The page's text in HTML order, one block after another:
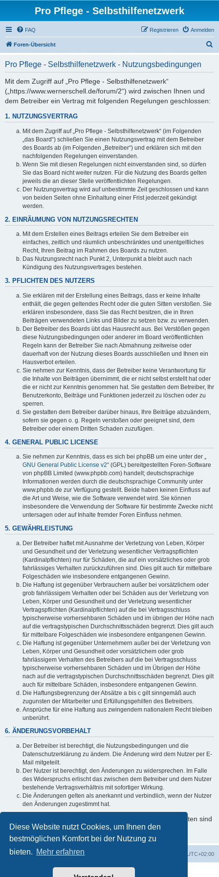
Diese Website nutzt Cookies, um Ihnen den
bestmöglichen Komfort bei der Nutzung zu
bieten. Mehr erfahren
Pro Pflege - Selbsthilfenetzwerk
FAQ Anmelden
Registrieren
Foren-Übersicht
Pro Pflege - Selbsthilfenetzwerk - Nutzungsbedingungen
Mit dem Zugriff auf „Pro Pflege - Selbsthilfenetzwerk“
(„https://www.wernerschell.de/forum/2“) wird zwischen Ihnen und
dem Betreiber ein Vertrag mit folgenden Regelungen geschlossen:
1. NUTZUNGSVERTRAG
Mit dem Zugriff auf „Pro Pflege - Selbsthilfenetzwerk“ (im Folgenden
„das Board“) schließen Sie einen Nutzungsvertrag mit dem Betreiber
des Boards ab (im Folgenden „Betreiber“) und erklären sich mit den
nachfolgenden Regelungen einverstanden.
Wenn Sie mit diesen Regelungen nicht einverstanden sind, so dürfen
Sie das Board nicht weiter nutzen. Für die Nutzung des Boards gelten
jeweils die an dieser Stelle veröffentlichten Regelungen.
Der Nutzungsvertrag wird auf unbestimmte Zeit geschlossen und kann
von beiden Seiten ohne Einhaltung einer Frist jederzeit gekündigt
werden.
2. EINRÄUMUNG VON NUTZUNGSRECHTEN
Mit dem Erstellen eines Beitrags erteilen Sie dem Betreiber ein
einfaches, zeitlich und räumlich unbeschränktes und unentgeltliches
Recht, Ihren Beitrag im Rahmen des Boards zu nutzen.
Das Nutzungsrecht nach Punkt 2, Unterpunkt a bleibt auch nach
Kündigung des Nutzungsvertrages bestehen.
3. PFLICHTEN DES NUTZERS
Sie erklären mit der Erstellung eines Beitrags, dass er keine Inhalte
enthält, die gegen geltendes Recht oder die guten Sitten verstoßen. Sie
erklären insbesondere, dass Sie das Recht besitzen, die in Ihren
Beiträgen verwendeten Links und Bilder zu setzen bzw. zu verwenden.
Der Betreiber des Boards übt das Hausrecht aus. Bei Verstößen gegen
diese Nutzungsbedingungen oder anderer im Board veröffentlichten
Regeln kann der Betreiber Sie nach Abmahnung zeitweise oder
dauerhaft von der Nutzung dieses Boards ausschließen und Ihnen ein
Hausverbot erteilen.
Sie nehmen zur Kenntnis, dass der Betreiber keine Verantwortung für
die Inhalte von Beiträgen übernimmt, die er nicht selbst erstellt hat oder
die er nicht zur Kenntnis genommen hat. Sie gestatten dem Betreiber, Ihr
Benutzerkonto, Beiträge und Funktionen jederzeit zu löschen oder zu
sperren.
Sie gestatten dem Betreiber darüber hinaus, Ihre Beiträge abzuändern,
sofern sie gegen o. g. Regeln verstoßen oder geeignet sind, dem
Betreiber oder einem Dritten Schaden zuzufügen.
4. GENERAL PUBLIC LICENSE
Sie nehmen zur Kenntnis, dass es sich bei phpBB um eine unter der „
GNU General Public License v2“ (GPL) bereitgestellten Foren-Software
von phpBB Limited (www.phpbb.com) handelt; deutschsprachige
Informationen werden durch die deutschsprachige Community unter
www.phpbb.de zur Verfügung gestellt. Beide haben keinen Einfluss auf
die Art und Weise, wie die Software verwendet wird. Sie können
insbesondere die Verwendung der Software für bestimmte Zwecke nicht
untersagen oder auf Inhalte fremder Foren Einfluss nehmen.
5. GEWÄHRLEISTUNG
Der Betreiber haftet mit Ausnahme der Verletzung von Leben, Körper
und Gesundheit und der Verletzung wesentlicher Vertragspflichten
(Kardinalpflichten) nur für Schäden, die auf ein vorsätzliches oder grob
fahrlässiges Verhalten zurückzuführen sind. Dies gilt auch für mittelbare
Folgeschäden wie insbesondere entgangenen Gewinn.
Die Haftung ist gegenüber Verbrauchern außer bei vorsätzlichem oder
grob fahrlässigem Verhalten oder bei Schäden aus der Verletzung von
Leben, Körper und Gesundheit und der Verletzung wesentlicher
Vertragspflichten (Kardinalpflichten) auf die bei Vertragsschluss
typischerweise vorhersehbaren Schäden und im übrigen der Höhe nach
auf die vertragstypischen Durchschnittsschäden begrenzt. Dies gilt auch
für mittelbare Folgeschäden wie insbesondere entgangenen Gewinn.
Die Haftung ist gegenüber Unternehmern außer bei der Verletzung von
Leben, Körper und Gesundheit oder vorsätzlichem oder grob
fahrlässigem Verhalten des Betreibers auf die bei Vertragsschluss
typischerweise vorhersehbaren Schäden und im Übrigen der Höhe
nach auf die vertragstypischen Durchschnittsschäden begrenzt. Dies gilt
auch für mittelbare Schäden, insbesondere entgangenen Gewinn.
Die Haftungsbegrenzung der Absätze a bis c gilt sinngemäß auch
zugunsten der Mitarbeiter und Erfüllungsgehilfen des Betreibers.
Ansprüche für eine Haftung aus zwingendem nationalem Recht bleiben
unberührt.
6. ÄNDERUNGSVORBEHALT
Der Betreiber ist berechtigt, die Nutzungsbedingungen und die
Datenschutzerklärung zu ändern. Die Änderung wird dem Nutzer per E-
Mail mitgeteilt.
Der Nutzer ist berechtigt, den Änderungen zu widersprechen. Im Falle
des Widerspruchs erlischt das zwischen dem Betreiber und dem Nutzer
bestehende Vertragsverhältnis mit sofortiger Wirkung.
Die Änderungen gelten als anerkannt und verbindlich, wenn der Nutzer
den Änderungen zugestimmt hat.
Informationen über den Umgang mit Ihren persönlichen Daten sind
in der Datenschutzerklärung enthalten.
Foren-Übersicht UTC+02:00